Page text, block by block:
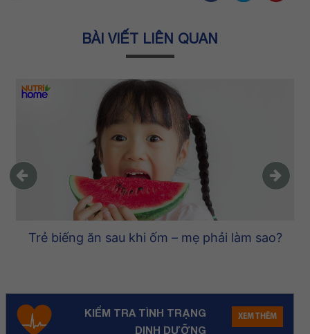
BÀI VIẾT LIÊN QUAN
Trẻ biếng ăn sau khi ốm – mẹ phải làm sao?
KIỂM TRA TÌNH TRẠNG
DINH DƯỠNG
XEM THÊM